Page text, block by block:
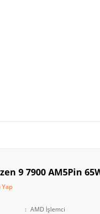
9 7900 AM5Pin
Yap
AMD İşlemci